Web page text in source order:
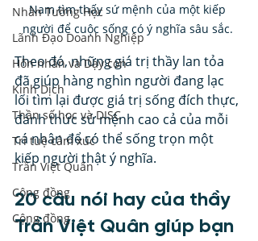
Nhân Tướng Học
Lãnh Đạo Doanh Nghiệp
Hôn nhân và Dạy con
Kinh Dịch
Thần số học và DISC
Trí tuệ cảm xúc
Trần Việt Quân
Cộng đồng
Cộng đồng
Nam tìm thấy sứ mệnh của một kiếp
người để cuộc sống có ý nghĩa sâu sắc.
Theo đó, những giá trị thầy lan tỏa
đã giúp hàng nghìn người đang lạc
lối tìm lại được giá trị sống đích thực,
đánh thức sứ mệnh cao cả của mỗi
cá nhân để có thể sống trọn một
kiếp người thật ý nghĩa.
20 câu nói hay của thầy
Trần Việt Quân giúp bạn